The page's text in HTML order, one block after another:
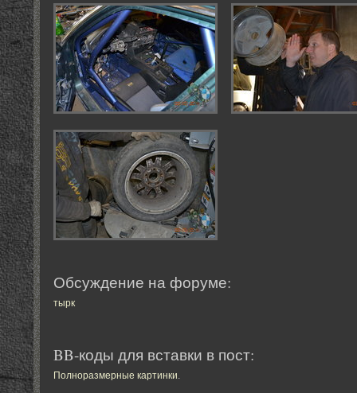
Обсуждение на форуме:
тырк
BB-коды для вставки в пост:
Полноразмерные картинки.